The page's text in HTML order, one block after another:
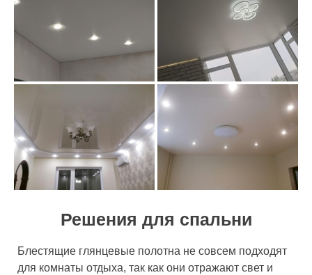
Решения для спальни
Блестящие глянцевые полотна не совсем подходят
для комнаты отдыха, так как они отражают свет и